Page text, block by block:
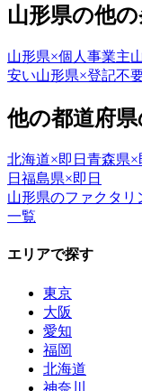
山形県の他
山形県×個人事業主
安い山形県×登記不
他の都道府県
北海道×即日 青森県×
日 福島県×即日
山形県のファクタリ
一覧
エリアで探す
東京
大阪
愛知
福岡
北海道
神奈川